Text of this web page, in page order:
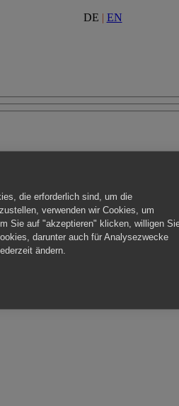
DE | EN
die erforderlich sind, um die
verwenden wir Cookies, um
Sie auf "akzeptieren" klicken, willigen
darunter auch für Analysezwecke
ändern.